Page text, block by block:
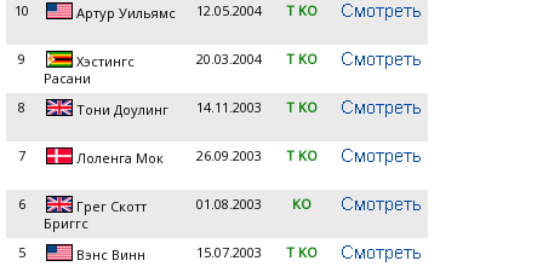
10 Артур Уильямс 12.05.2004 T KO
9
Хэстингс
Расани
20.03.2004 T KO
8 Тони Доулинг 14.11.2003 T KO
7 Лоленга Мок 26.09.2003 T KO
6
Грег Скотт
Бриггс
01.08.2003 KO
5 Вэнс Винн 15.07.2003 T KO